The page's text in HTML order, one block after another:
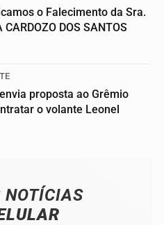
o Falecimento da Sra.
CARDOZO DOS SANTOS
proposta ao Grêmio
o volante Leonel
NOTÍCIAS